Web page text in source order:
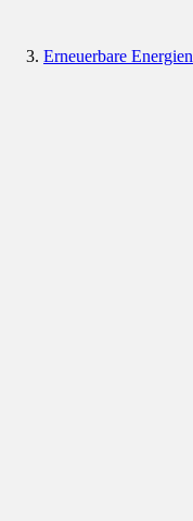
Erneuerbare Energien